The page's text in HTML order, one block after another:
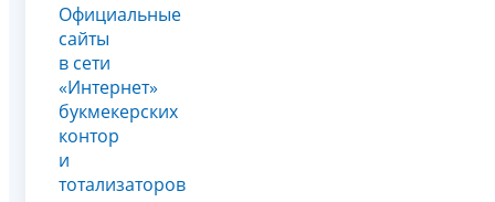
Официальные
сайты
в сети
«Интернет»
букмекерских
контор
и
тотализаторов